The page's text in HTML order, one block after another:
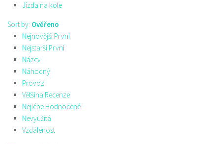
Jízda na kole
Sort by: Ověřeno
Nejnovější První
Nejstarší První
Název
Náhodný
Provoz
Většina Recenze
Nejlépe Hodnocené
Nevyužitá
Vzdálenost